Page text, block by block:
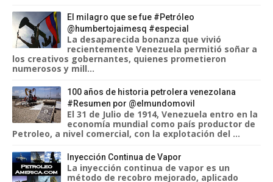
El milagro que se fue #Petróleo
@humbertojaimesq #especial
La desaparecida bonanza que vivió
recientemente Venezuela permitió soñar a
los creativos gobernantes, quienes prometieron
numerosos y mill...
100 años de historia petrolera venezolana
#Resumen por @elmundomovil
El 31 de Julio de 1914, Venezuela entro en la
economía mundial como país productor de
Petroleo, a nivel comercial, con la explotación del ...
Inyección Continua de Vapor
La inyección continua de vapor es un
método de recobro mejorado, aplicado